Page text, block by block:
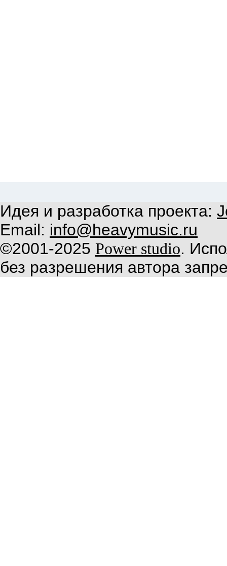
Идея и разработка проекта:
Email: info@heavymusic.ru
©2001-2025 Power studio.
без разрешения автора